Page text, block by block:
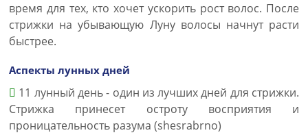
время для тех, кто хочет ускорить рост волос. После
стрижки на убывающую Луну волосы начнут расти
быстрее.
Аспекты лунных дней
11 лунный день - один из лучших дней для стрижки.
Стрижка принесет остроту восприятия и
проницательность разума (shesrabrno)